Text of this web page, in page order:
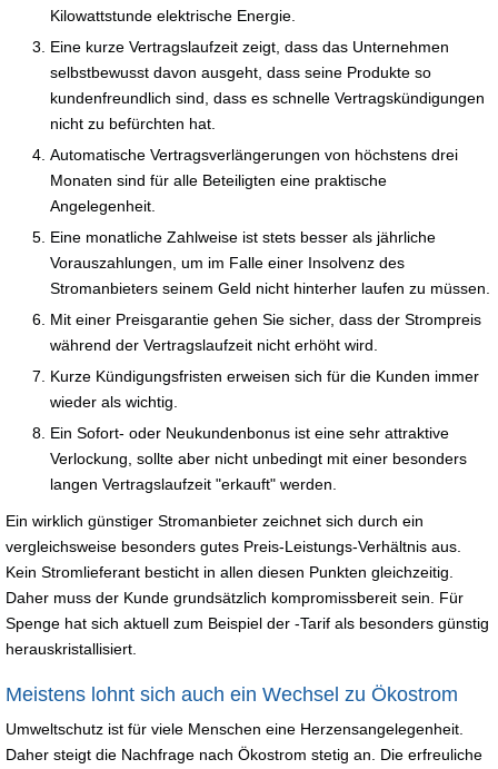
Kilowattstunde elektrische Energie.
Eine kurze Vertragslaufzeit zeigt, dass das Unternehmen
selbstbewusst davon ausgeht, dass seine Produkte so
kundenfreundlich sind, dass es schnelle Vertragskündigungen
nicht zu befürchten hat.
Automatische Vertragsverlängerungen von höchstens drei
Monaten sind für alle Beteiligten eine praktische
Angelegenheit.
Eine monatliche Zahlweise ist stets besser als jährliche
Vorauszahlungen, um im Falle einer Insolvenz des
Stromanbieters seinem Geld nicht hinterher laufen zu müssen.
Mit einer Preisgarantie gehen Sie sicher, dass der Strompreis
während der Vertragslaufzeit nicht erhöht wird.
Kurze Kündigungsfristen erweisen sich für die Kunden immer
wieder als wichtig.
Ein Sofort- oder Neukundenbonus ist eine sehr attraktive
Verlockung, sollte aber nicht unbedingt mit einer besonders
langen Vertragslaufzeit "erkauft" werden.
Ein wirklich günstiger Stromanbieter zeichnet sich durch ein
vergleichsweise besonders gutes Preis-Leistungs-Verhältnis aus.
Kein Stromlieferant besticht in allen diesen Punkten gleichzeitig.
Daher muss der Kunde grundsätzlich kompromissbereit sein. Für
Spenge hat sich aktuell zum Beispiel der -Tarif als besonders günstig
herauskristallisiert.
Meistens lohnt sich auch ein Wechsel zu Ökostrom
Umweltschutz ist für viele Menschen eine Herzensangelegenheit.
Daher steigt die Nachfrage nach Ökostrom stetig an. Die erfreuliche